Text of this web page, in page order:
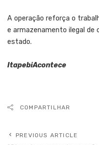
A operação reforça o
e armazenamento ilegal de
estado.
ItapebiAcontece
COMPARTILHAR
PREVIOUS ARTICLE